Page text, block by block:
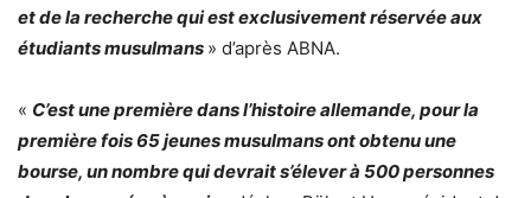
et de la recherche qui est exclusivement réservée aux
étudiants musulmans » d’après ABNA.
« C’est une première dans l’histoire allemande, pour la
première fois 65 jeunes musulmans ont obtenu une
bourse, un nombre qui devrait s’élever à 500 personnes